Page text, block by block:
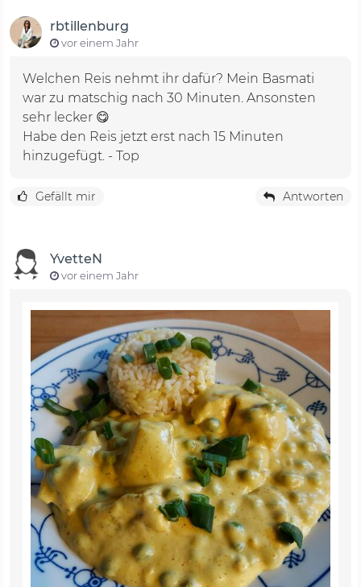
rbtillenburg
vor einem Jahr
Welchen Reis nehmt ihr dafür? Mein Basmati
war zu matschig nach 30 Minuten. Ansonsten
sehr lecker 😋
Habe den Reis jetzt erst nach 15 Minuten
hinzugefügt. - Top
Gefällt mir Antworten
YvetteN
vor einem Jahr